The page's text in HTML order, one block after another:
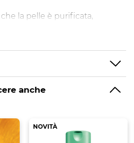
la pelle è purificata,
visibili**
anche
NOVITÀ